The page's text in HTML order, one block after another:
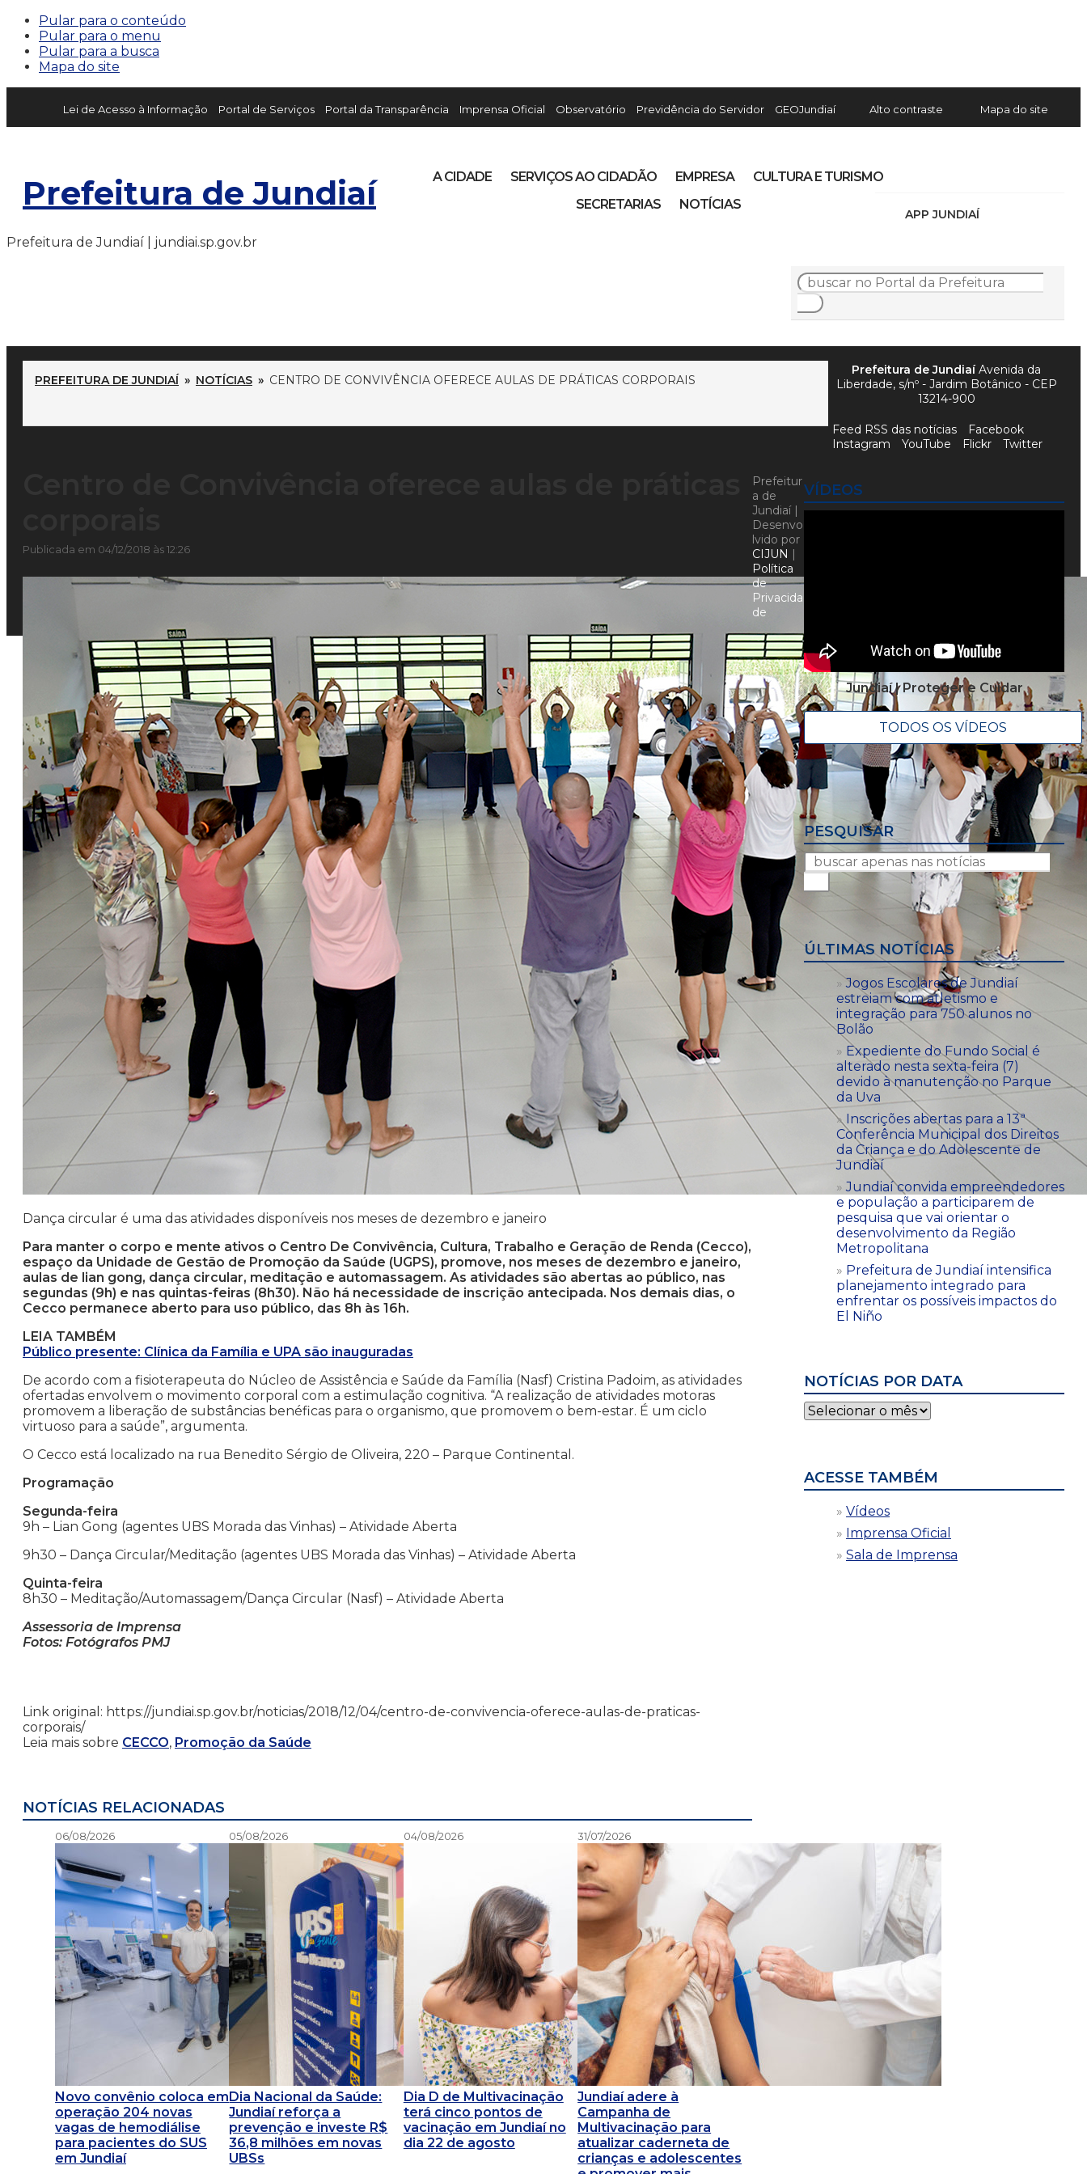
Pular para o conteúdo
Pular para o menu
Pular para a busca
Mapa do site
Lei de Acesso à Informação Portal de Serviços Portal da Transparência Imprensa Oficial Observatório Previdência do Servidor GEOJundiaí Alto contraste Mapa do site
Prefeitura de Jundiaí
APP JUNDIAÍ
A CIDADE SERVIÇOS AO CIDADÃO EMPRESA
CULTURA E TURISMO
SECRETARIAS
NOTÍCIAS
Prefeitura de Jundiaí | jundiai.sp.gov.br
PREFEITURA DE JUNDIAÍ » NOTÍCIAS » CENTRO DE CONVIVÊNCIA OFERECE AULAS DE PRÁTICAS CORPORAIS
Publicada em 04/12/2018 às 12:26
Dança circular é uma das atividades disponíveis nos meses de dezembro e janeiro
Para manter o corpo e mente ativos o Centro De Convivência, Cultura, Trabalho e Geração de Renda (Cecco),
espaço da Unidade de Gestão de Promoção da Saúde (UGPS), promove, nos meses de dezembro e janeiro,
aulas de lian gong, dança circular, meditação e automassagem. As atividades são abertas ao público, nas
segundas (9h) e nas quintas-feiras (8h30). Não há necessidade de inscrição antecipada. Nos demais dias, o
Cecco permanece aberto para uso público, das 8h às 16h.
LEIA TAMBÉM
Público presente: Clínica da Família e UPA são inauguradas
De acordo com a fisioterapeuta do Núcleo de Assistência e Saúde da Família (Nasf) Cristina Padoim, as atividades
ofertadas envolvem o movimento corporal com a estimulação cognitiva. “A realização de atividades motoras
promovem a liberação de substâncias benéficas para o organismo, que promovem o bem-estar. É um ciclo
virtuoso para a saúde”, argumenta.
O Cecco está localizado na rua Benedito Sérgio de Oliveira, 220 – Parque Continental.
Programação
Segunda-feira
9h – Lian Gong (agentes UBS Morada das Vinhas) – Atividade Aberta
9h30 – Dança Circular/Meditação (agentes UBS Morada das Vinhas) – Atividade Aberta
Quinta-feira
8h30 – Meditação/Automassagem/Dança Circular (Nasf) – Atividade Aberta
Assessoria de Imprensa
Fotos: Fotógrafos PMJ
Link original: https://jundiai.sp.gov.br/noticias/2018/12/04/centro-de-convivencia-oferece-aulas-de-praticas-
corporais/
Leia mais sobre CECCO, Promoção da Saúde
NOTÍCIAS RELACIONADAS
06/08/2026
Novo convênio coloca em
operação 204 novas
vagas de hemodiálise
para pacientes do SUS
em Jundiaí
05/08/2026
Dia Nacional da Saúde:
Jundiaí reforça a
prevenção e investe R$
36,8 milhões em novas
UBSs
04/08/2026
Dia D de Multivacinação
terá cinco pontos de
vacinação em Jundiaí no
dia 22 de agosto
31/07/2026
Jundiaí adere à
Campanha de
Multivacinação para
atualizar caderneta de
crianças e adolescentes
VÍDEOS
Jundiaí | Proteger e Cuidar
TODOS OS VÍDEOS
PESQUISAR
ÚLTIMAS NOTÍCIAS
Jogos Escolares de Jundiaí
estreiam com atletismo e
integração para 750 alunos no
Bolão
Expediente do Fundo Social é
alterado nesta sexta-feira (7)
devido à manutenção no Parque
da Uva
Inscrições abertas para a 13ª
Conferência Municipal dos Direitos
da Criança e do Adolescente de
Jundiaí
Jundiaí convida empreendedores
e população a participarem de
pesquisa que vai orientar o
desenvolvimento da Região
Metropolitana
Prefeitura de Jundiaí intensifica
planejamento integrado para
enfrentar os possíveis impactos do
El Niño
NOTÍCIAS POR DATA
Notícias
por
ACESSE TAMBÉM
Vídeos
Imprensa Oficial
Sala de Imprensa
Prefeitura de JundiaíAvenida da
Liberdade, s/nº - Jardim Botânico - CEP
13214-900
Feed RSS das notícias
Facebook
Instagram
YouTube Flickr Twitter
Prefeitur
a de
Jundiaí |
Desenvo
lvido por
CIJUN |
Política
de
Privacida
de